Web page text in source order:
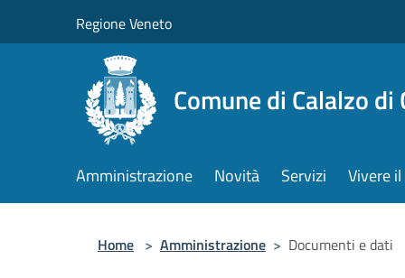
Regione Veneto
Comune di Calalzo di
Amministrazione Novità Servizi Vivere
Home > Amministrazione > Documenti e dati